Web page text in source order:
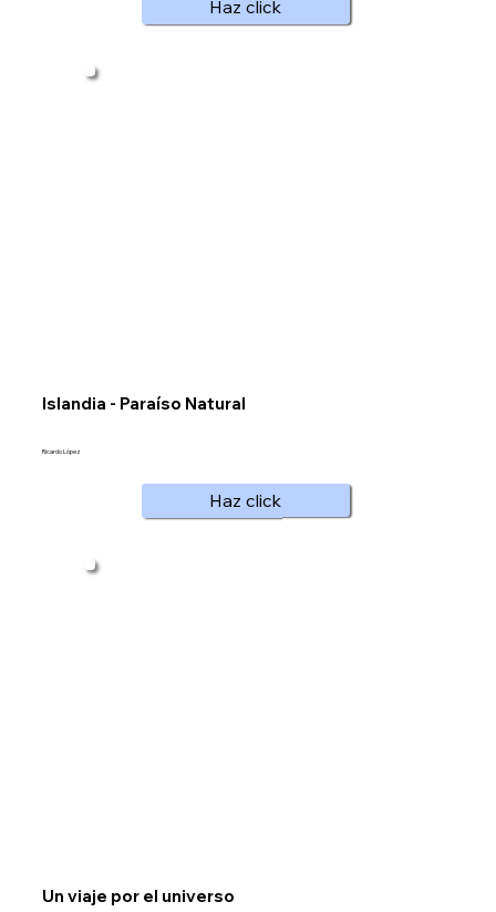
Haz click
Islandia - Paraíso Natural
Ricardo López
Haz click
Un viaje por el universo